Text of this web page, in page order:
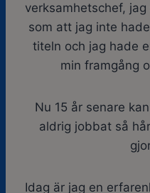
verksamhetschef,
som att jag inte
titeln och jag hade
min framgång
Nu 15 år senare
aldrig jobbat så
Idag är jag en